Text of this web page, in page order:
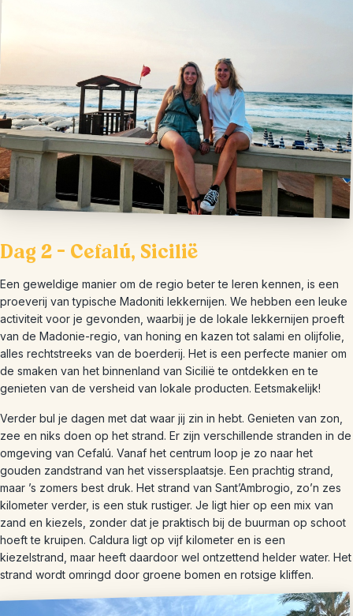
Dag 2 – Cefalú, Sicilië
Een geweldige manier om de regio beter te leren kennen, is een
proeverij van typische Madoniti lekkernijen. We hebben een leuke
activiteit voor je gevonden, waarbij je de lokale lekkernijen proeft
van de Madonie-regio, van honing en kazen tot salami en olijfolie,
alles rechtstreeks van de boerderij. Het is een perfecte manier om
de smaken van het binnenland van Sicilië te ontdekken en te
genieten van de versheid van lokale producten. Eetsmakelijk!
Verder bul je dagen met dat waar jij zin in hebt. Genieten van zon,
zee en niks doen op het strand. Er zijn verschillende stranden in de
omgeving van Cefalú. Vanaf het centrum loop je zo naar het
gouden zandstrand van het vissersplaatsje. Een prachtig strand,
maar ’s zomers best druk. Het strand van Sant’Ambrogio, zo’n zes
kilometer verder, is een stuk rustiger. Je ligt hier op een mix van
zand en kiezels, zonder dat je praktisch bij de buurman op schoot
hoeft te kruipen. Caldura ligt op vijf kilometer en is een
kiezelstrand, maar heeft daardoor wel ontzettend helder water. Het
strand wordt omringd door groene bomen en rotsige kliffen.